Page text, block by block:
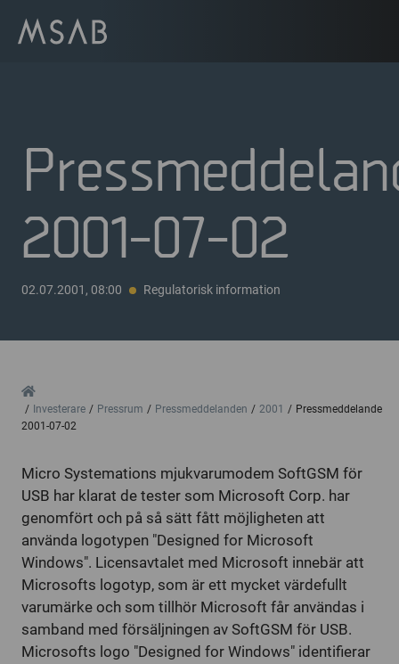
2001-07-02
02.07.2001, 08:00 Regulatorisk information
Investerare
Pressrum Pressmeddelanden 2001
Pressmeddelande
2001-07-02
Micro Systemations mjukvarumodem SoftGSM för
USB har klarat de tester som Microsoft Corp. har
genomfört och på så sätt fått möjligheten att
använda logotypen "Designed for Microsoft
Windows". Licensavtalet med Microsoft innebär att
Microsofts logotyp, som är ett mycket värdefullt
varumärke och som tillhör Microsoft får användas i
samband med försäljningen av SoftGSM för USB.
Microsofts logo "Designed for Windows" identifierar